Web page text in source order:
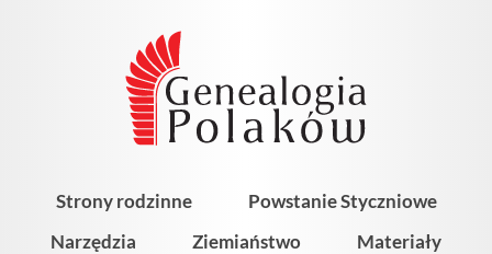
Strony rodzinne
Powstanie Styczniowe
Narzędzia
Ziemiaństwo
Materiały